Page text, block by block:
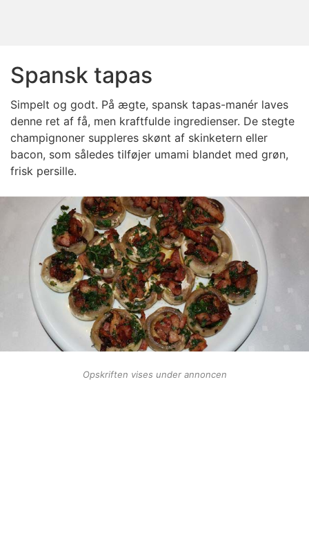
Spansk tapas
Simpelt og godt. På ægte, spansk tapas-manér laves
denne ret af få, men kraftfulde ingredienser. De stegte
champignoner suppleres skønt af skinketern eller
bacon, som således tilføjer umami blandet med grøn,
frisk persille.
Opskriften vises under annoncen